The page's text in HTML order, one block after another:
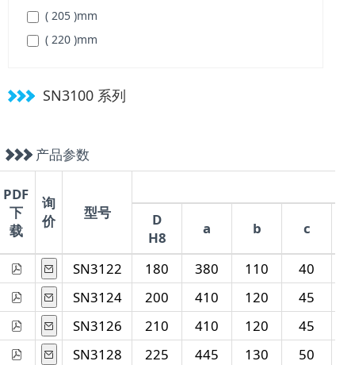
( 205 )mm
( 220 )mm
SN3100 系列
产品参数
PDF
下
载
询
价
型号
D
H8
a b c
SN3122
180 380 110 40
SN3124
200 410 120 45
SN3126
210 410 120 45
SN3128
225 445 130 50